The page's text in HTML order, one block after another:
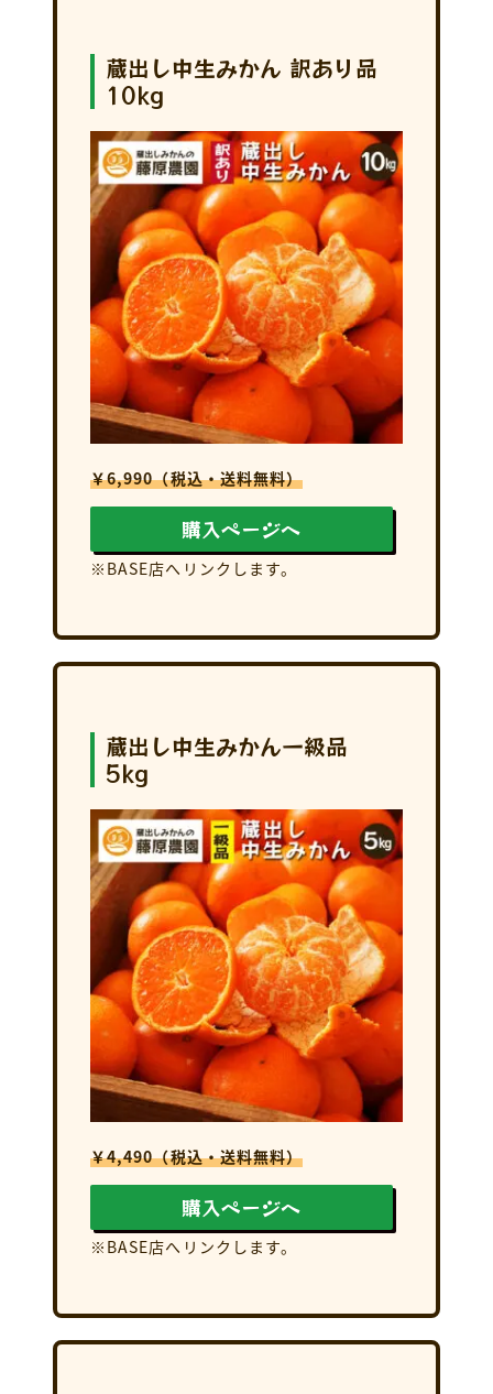
蔵出し中生みかん 訳あり品
10kg
￥6,990（税込・送料無料）
購入ページへ
※BASE店へリンクします。
蔵出し中生みかん一級品
5kg
￥4,490（税込・送料無料）
購入ページへ
※BASE店へリンクします。